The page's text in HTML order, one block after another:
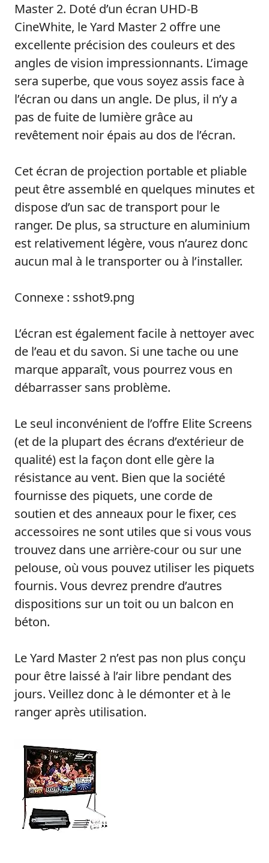
Master 2. Doté d’un écran UHD-B
CineWhite, le Yard Master 2 offre une
excellente précision des couleurs et des
angles de vision impressionnants. L’image
sera superbe, que vous soyez assis face à
l’écran ou dans un angle. De plus, il n’y a
pas de fuite de lumière grâce au
revêtement noir épais au dos de l’écran.
Cet écran de projection portable et pliable
peut être assemblé en quelques minutes et
dispose d’un sac de transport pour le
ranger. De plus, sa structure en aluminium
est relativement légère, vous n’aurez donc
aucun mal à le transporter ou à l’installer.
Connexe : sshot9.png
L’écran est également facile à nettoyer avec
de l’eau et du savon. Si une tache ou une
marque apparaît, vous pourrez vous en
débarrasser sans problème.
Le seul inconvénient de l’offre Elite Screens
(et de la plupart des écrans d’extérieur de
qualité) est la façon dont elle gère la
résistance au vent. Bien que la société
fournisse des piquets, une corde de
soutien et des anneaux pour le fixer, ces
accessoires ne sont utiles que si vous vous
trouvez dans une arrière-cour ou sur une
pelouse, où vous pouvez utiliser les piquets
fournis. Vous devrez prendre d’autres
dispositions sur un toit ou un balcon en
béton.
Le Yard Master 2 n’est pas non plus conçu
pour être laissé à l’air libre pendant des
jours. Veillez donc à le démonter et à le
ranger après utilisation.